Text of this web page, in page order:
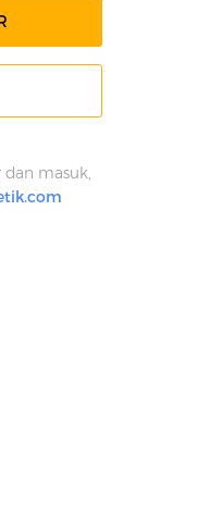
masuk,